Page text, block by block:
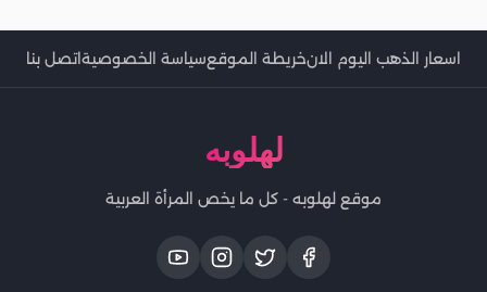
اسعار الذهب اليوم الانخريطة الموقعسياسة الخصوصيةاتصل بنا
لهلوبه
موقع لهلوبه - كل ما يخص المرأة العربية